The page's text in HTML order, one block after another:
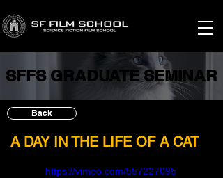
SFFS GRADUATE SEMINAR
SFFS GRADUATE SEMINAR
Back
https://vimeo.com/557227095
A DAY IN THE LIFE OF A CAT